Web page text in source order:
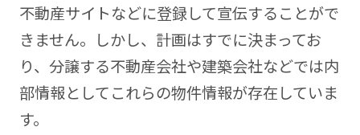
不動産サイトなどに登録して宣伝することがで
きません。しかし、計画はすでに決まってお
り、分譲する不動産会社や建築会社などでは内
部情報としてこれらの物件情報が存在していま
す。